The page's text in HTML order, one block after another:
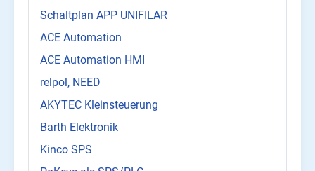
Schaltplan APP UNIFILAR
ACE Automation
ACE Automation HMI
relpol, NEED
AKYTEC Kleinsteuerung
Barth Elektronik
Kinco SPS